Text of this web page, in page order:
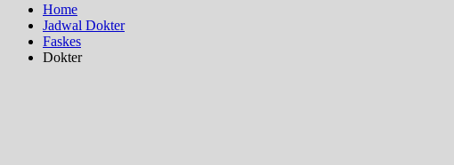
Home
Jadwal Dokter
Faskes
Dokter